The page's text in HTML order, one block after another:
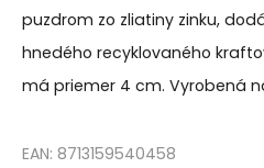
puzdrom zo zliatiny zinku,
hnedého recyklovaného
má priemer 4 cm. Vyrobená
EAN: 8713159540458